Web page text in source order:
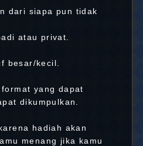
dari siapa pun tidak
atau privat.
besar/kecil.
yang dapat
dikumpulkan.
hadiah akan
menang jika kamu